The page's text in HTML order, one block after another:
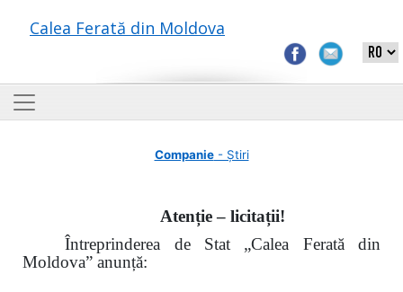
Calea Ferată din Moldova
Companie- Știri
Atenție – licitații!
Întreprinderea de Stat „Calea Ferată din
Moldova” anunță: